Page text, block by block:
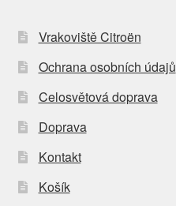
Vrakoviště Citroën
Ochrana osobních údajů
Celosvětová doprava
Doprava
Kontakt
Košík